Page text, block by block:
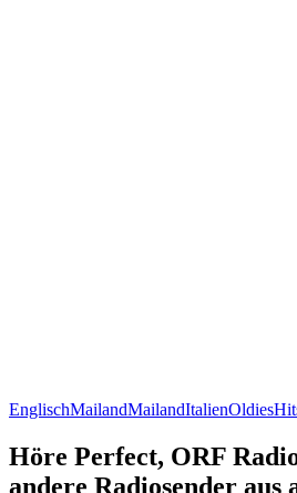
EnglischMailandMailandItalienOldies
Höre Perfect, ORF
andere Radiosender